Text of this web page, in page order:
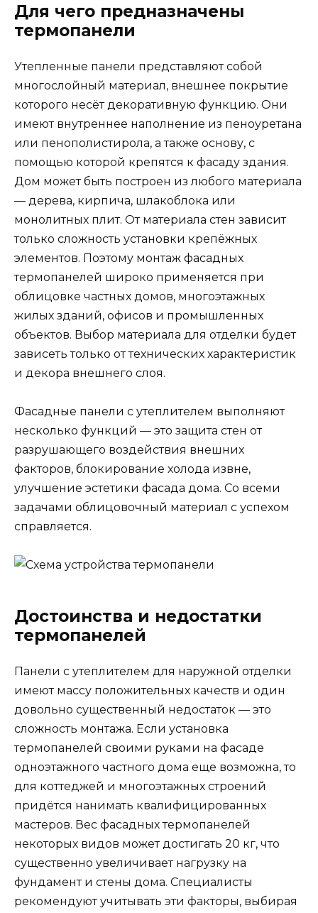
Для чего предназначены
термопанели
Утепленные панели представляют собой
многослойный материал, внешнее покрытие
которого несёт декоративную функцию. Они
имеют внутреннее наполнение из пеноуретана
или пенополистирола, а также основу, с
помощью которой крепятся к фасаду здания.
Дом может быть построен из любого материала
— дерева, кирпича, шлакоблока или
монолитных плит. От материала стен зависит
только сложность установки крепёжных
элементов. Поэтому монтаж фасадных
термопанелей широко применяется при
облицовке частных домов, многоэтажных
жилых зданий, офисов и промышленных
объектов. Выбор материала для отделки будет
зависеть только от технических характеристик
и декора внешнего слоя.
Фасадные панели с утеплителем выполняют
несколько функций — это защита стен от
разрушающего воздействия внешних
факторов, блокирование холода извне,
улучшение эстетики фасада дома. Со всеми
задачами облицовочный материал с успехом
справляется.
Достоинства и недостатки
термопанелей
Панели с утеплителем для наружной отделки
имеют массу положительных качеств и один
довольно существенный недостаток — это
сложность монтажа. Если установка
термопанелей своими руками на фасаде
одноэтажного частного дома еще возможна, то
для коттеджей и многоэтажных строений
придётся нанимать квалифицированных
мастеров. Вес фасадных термопанелей
некоторых видов может достигать 20 кг, что
существенно увеличивает нагрузку на
фундамент и стены дома. Специалисты
рекомендуют учитывать эти факторы, выбирая